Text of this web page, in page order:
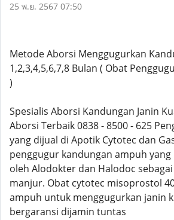
25 พ.ย. 2567 07:50
Metode Aborsi Menggugurkan
1,2,3,4,5,6,7,8 Bulan ( Obat
)
Spesialis Aborsi Kandungan Janin
Aborsi Terbaik 0838 - 8500 - 625
yang dijual di Apotik Cytotec dan
penggugur kandungan ampuh
oleh Alodokter dan Halodoc
manjur. Obat cytotec misoprostol
ampuh untuk menggugurkan janin
bergaransi dijamin tuntas